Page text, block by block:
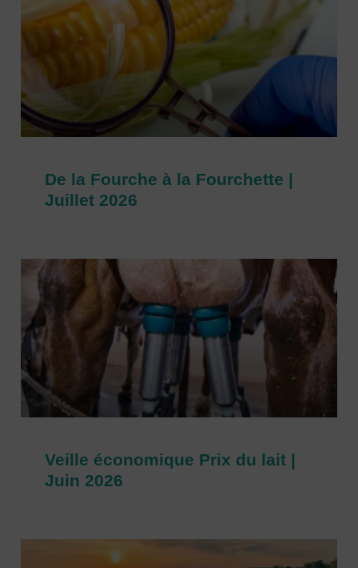
De la Fourche à la Fourchette |
Juillet 2026
Veille économique Prix du lait |
Juin 2026